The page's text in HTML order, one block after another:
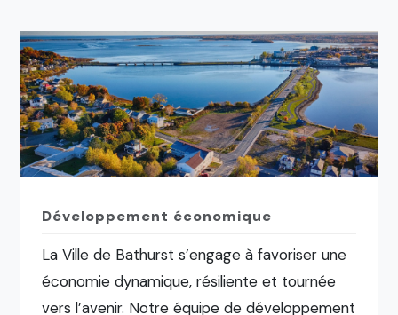
Développement économique
La Ville de Bathurst s’engage à favoriser une
économie dynamique, résiliente et tournée
vers l’avenir. Notre équipe de développement